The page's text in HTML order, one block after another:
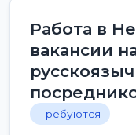
Работа в
вакансии
Требуются